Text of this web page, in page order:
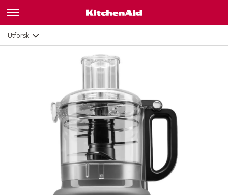
Utforsk